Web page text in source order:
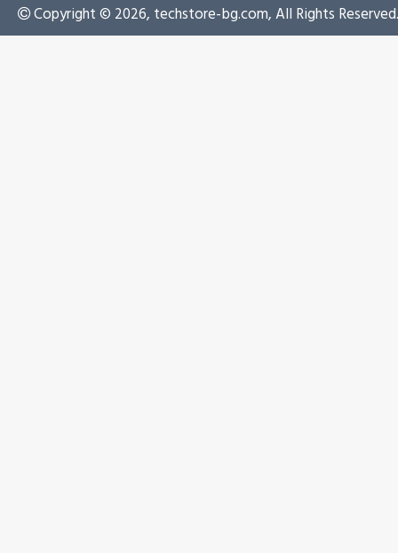
Copyright © 2026, techstore-bg.com, All Rights Reserved.